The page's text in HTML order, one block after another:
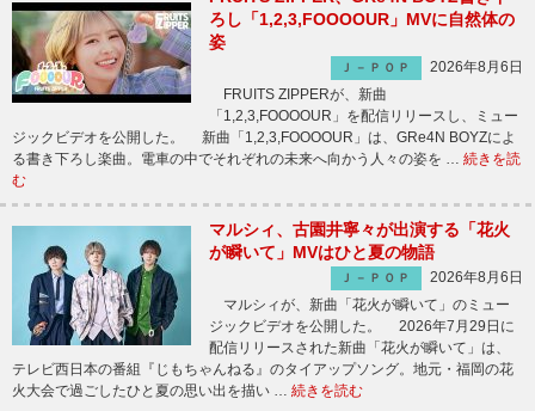
ろし「1,2,3,FOOOOUR」MVに自然体の
姿
Ｊ－ＰＯＰ
2026年8月6日
FRUITS ZIPPERが、新曲
「1,2,3,FOOOOUR」を配信リリースし、ミュー
ジックビデオを公開した。 新曲「1,2,3,FOOOOUR」は、GRe4N BOYZによ
る書き下ろし楽曲。電車の中でそれぞれの未来へ向かう人々の姿を … 続きを読
む
マルシィ、古園井寧々が出演する「花火
が瞬いて」MVはひと夏の物語
Ｊ－ＰＯＰ
2026年8月6日
マルシィが、新曲「花火が瞬いて」のミュー
ジックビデオを公開した。 2026年7月29日に
配信リリースされた新曲「花火が瞬いて」は、
テレビ西日本の番組『じもちゃんねる』のタイアップソング。地元・福岡の花
火大会で過ごしたひと夏の思い出を描い … 続きを読む